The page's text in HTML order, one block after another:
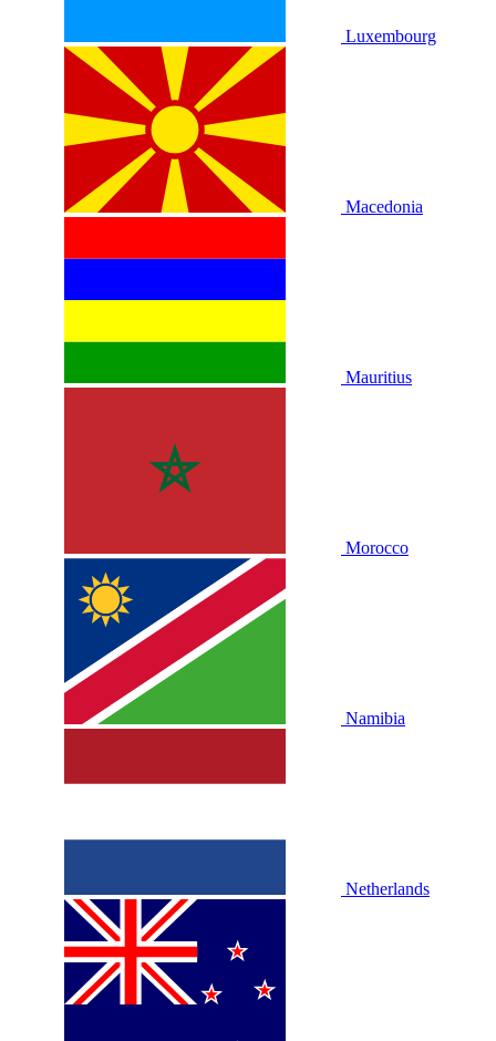
Luxembourg
Macedonia
Mauritius
Morocco
Namibia
Netherlands